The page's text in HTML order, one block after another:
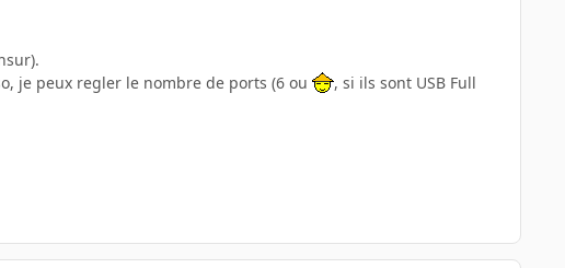
je peux regler le nombre de ports (6 ou
, si ils sont USB Full